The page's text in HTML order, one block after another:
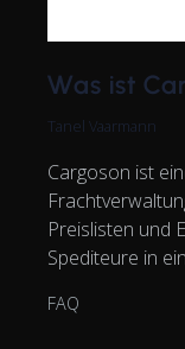
Was ist
Tanel Vaarmann
Cargoson ist
Preislisten und
Spediteure in
FAQ